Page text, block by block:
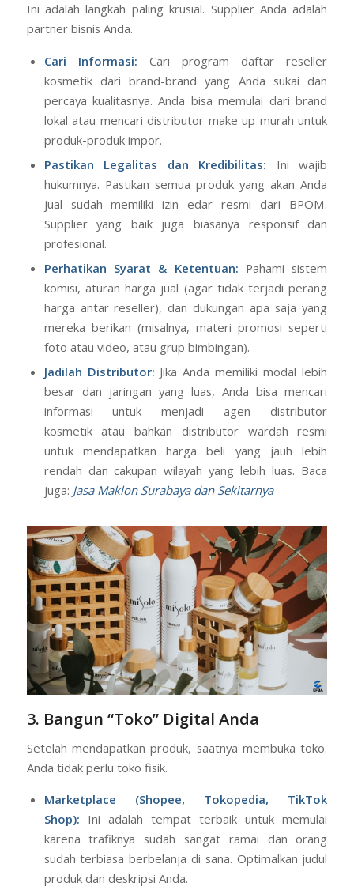
Ini adalah langkah paling krusial. Supplier Anda adalah
partner bisnis Anda.
Cari Informasi: Cari program daftar reseller
kosmetik dari brand-brand yang Anda sukai dan
percaya kualitasnya. Anda bisa memulai dari brand
lokal atau mencari distributor make up murah untuk
produk-produk impor.
Pastikan Legalitas dan Kredibilitas: Ini wajib
hukumnya. Pastikan semua produk yang akan Anda
jual sudah memiliki izin edar resmi dari BPOM.
Supplier yang baik juga biasanya responsif dan
profesional.
Perhatikan Syarat & Ketentuan: Pahami sistem
komisi, aturan harga jual (agar tidak terjadi perang
harga antar reseller), dan dukungan apa saja yang
mereka berikan (misalnya, materi promosi seperti
foto atau video, atau grup bimbingan).
Jadilah Distributor: Jika Anda memiliki modal lebih
besar dan jaringan yang luas, Anda bisa mencari
informasi untuk menjadi agen distributor
kosmetik atau bahkan distributor wardah resmi
untuk mendapatkan harga beli yang jauh lebih
rendah dan cakupan wilayah yang lebih luas. Baca
juga: Jasa Maklon Surabaya dan Sekitarnya
3. Bangun “Toko” Digital Anda
Setelah mendapatkan produk, saatnya membuka toko.
Anda tidak perlu toko fisik.
Marketplace (Shopee, Tokopedia, TikTok
Shop): Ini adalah tempat terbaik untuk memulai
karena trafiknya sudah sangat ramai dan orang
sudah terbiasa berbelanja di sana. Optimalkan judul
produk dan deskripsi Anda.